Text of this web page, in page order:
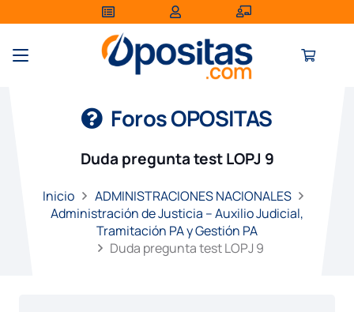
Foros OPOSITAS
Duda pregunta test LOPJ 9
Inicio
ADMINISTRACIONES NACIONALES
Administración de Justicia – Auxilio Judicial,
Tramitación PA y Gestión PA
Duda pregunta test LOPJ 9